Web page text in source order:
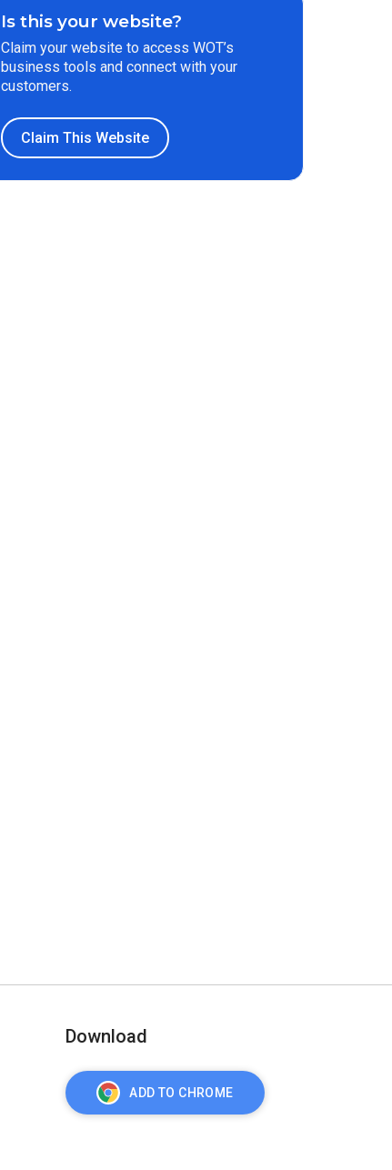
Is this your website?
Claim your website to access WOT’s
business tools and connect with your
customers.
Claim This Website
Download
ADD TO CHROME